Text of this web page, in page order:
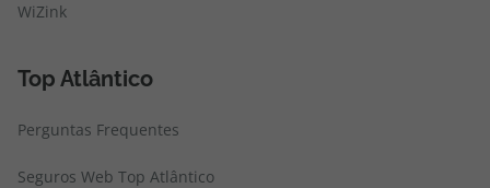
WiZink
Top Atlântico
Perguntas Frequentes
Seguros Web Top Atlântico